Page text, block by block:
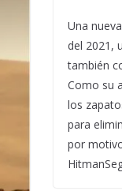
Una
del 2021,
también
Como su
los
para
por